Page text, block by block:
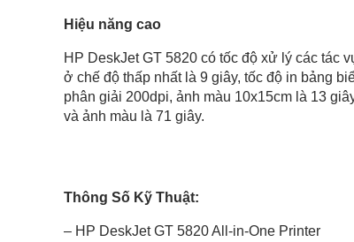
Hiệu năng cao
HP DeskJet GT 5820 có tốc độ xử lý các tác
ở chế độ thấp nhất là 9 giây, tốc độ in bảng
phân giải 200dpi, ảnh màu 10x15cm là 13
và ảnh màu là 71 giây.
Thông Số Kỹ Thuật:
– HP DeskJet GT 5820 All-in-One Printer